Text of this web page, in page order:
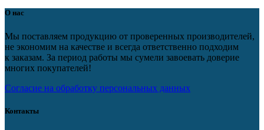
О нас
Мы поставляем продукцию от проверенных производителей,
не экономим на качестве и всегда ответственно подходим
к заказам. За период работы мы сумели завоевать доверие
многих покупателей!
Согласие на обработку персональных данных
Контакты